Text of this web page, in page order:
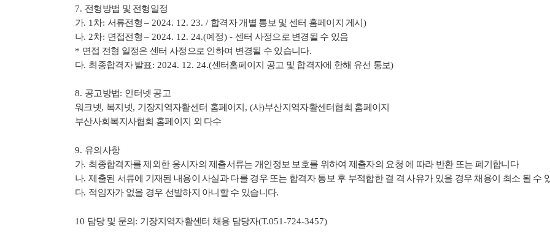
7. 전형방법 및 전형일정
가. 1 차: 서류전형– 2024. 12. 23. / 합격자 개별 통보 및 센터 홈페이지 게시 )
나. 2차: 면접전형– 2024. 12. 24.(예정) - 센터 사정으로 변경될 수 있음
* 면접 전형 일정은 센터 사정으로 인하여 변경될 수 있습니다.
다. 최종합격자 발표: 2024. 12. 24.(센터홈페이지 공고 및 합격자에 한해 유선 통보)
8. 공고방법: 인터넷 공고
워크넷, 복지넷, 기장지역자활센터 홈페이지 , (사)부산지역자활센터협회 홈페이지
부산사회복지사협회 홈페이지 외 다수
9. 유의사항
가. 최종합격자를 제외한 응시자의 제출서류는 개인정보 보호를 위하여 제출자의 요청 에 따라 반환 또는 폐기합니다
나.제출된 서류에 기재된 내용이 사실과 다를 경우 또는 합격자 통보 후 부적합한 결 격 사유가 있을 경우 채용이 최소 될 수
다. 적임자가 없을 경우 선발하지 아니할 수 있습니다.
10 담당 및 문의 : 기장지역자활센터 채용 담당자(T.051-724-3457)